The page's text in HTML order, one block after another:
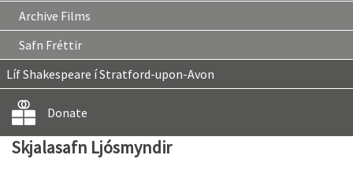
Archive Films
Safn Fréttir
Líf Shakespeare í Stratford-upon-Avon
Donate
Skjalasafn Ljósmyndir